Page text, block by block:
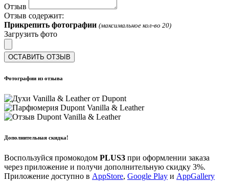
Отзыв
Отзыв содержит:
Прикрепить фотографии (максимальное кол-во 20)
Загрузить фото
ОСТАВИТЬ ОТЗЫВ
Фотографии из отзыва
Дополнительная скидка!
Воспользуйся промокодом PLUS3 при оформлении заказа
через приложение и получи дополнительную скидку 3%.
Приложение доступно в AppStore, Google Play и AppGallery